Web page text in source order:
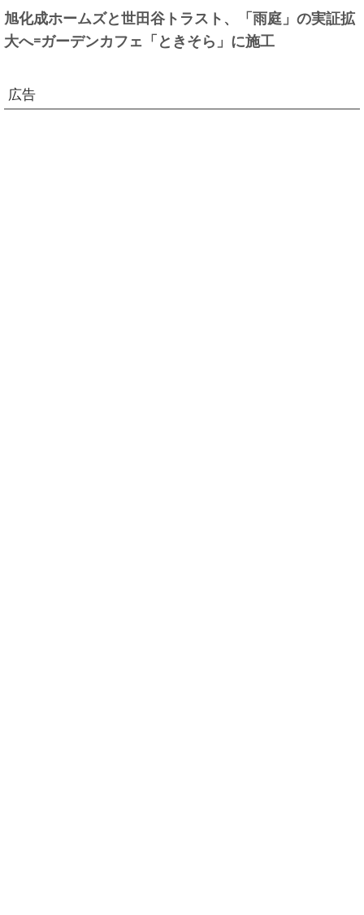
旭化成ホームズと世田谷トラスト、「雨庭」の実証拡
大へ=ガーデンカフェ「ときそら」に施工
広告